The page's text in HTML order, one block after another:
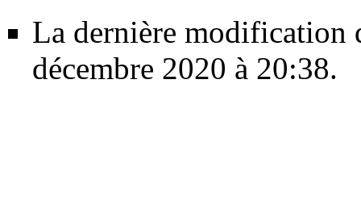
La dernière modification
décembre 2020 à 20:38.